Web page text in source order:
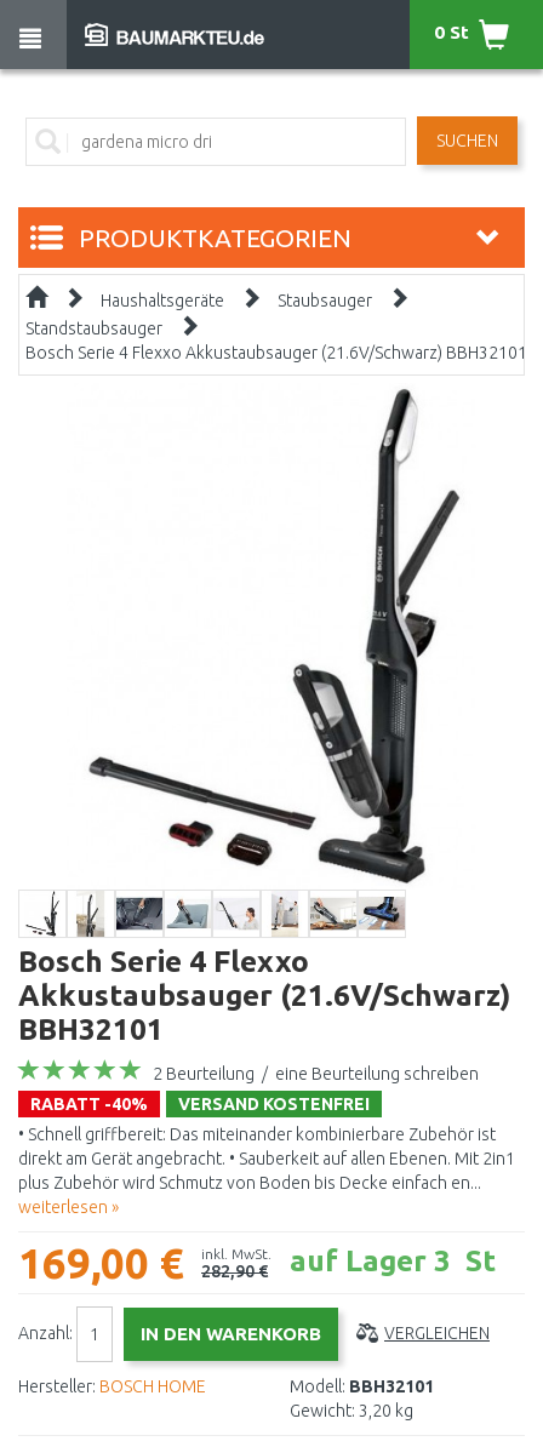
SUCHEN
0 St
PRODUKTKATEGORIEN
Haushaltsgeräte
Staubsauger
Standstaubsauger
Bosch Serie 4 Flexxo Akkustaubsauger (21.6V/Schwarz) BBH32101
Bosch Serie 4 Flexxo
Akkustaubsauger (21.6V/Schwarz)
BBH32101
2 Beurteilung / eine Beurteilung schreiben
RABATT -40%
VERSAND KOSTENFREI
• Schnell griffbereit: Das miteinander kombinierbare Zubehör ist
direkt am Gerät angebracht. • Sauberkeit auf allen Ebenen. Mit 2in1
plus Zubehör wird Schmutz von Boden bis Decke einfach en...
weiterlesen »
169,00 € inkl. MwSt.
282,90 € auf Lager 3 St
Anzahl: VERGLEICHEN
Hersteller: BOSCH HOME Modell: BBH32101
Gewicht: 3,20 kg